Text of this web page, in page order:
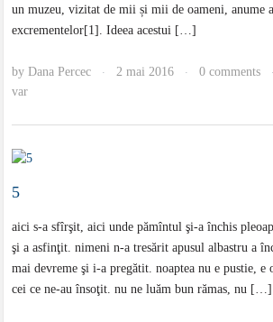
un muzeu, vizitat de mii și mii de oameni, anume
excrementelor[1]. Ideea acestui […]
byDana Percec · 2 mai 2016 · 0 comments ·
var
5
aici s-a sfîrşit, aici unde pămîntul şi-a închis
şi a asfinţit. nimeni n-a tresărit apusul albastru a
mai devreme şi i-a pregătit. noaptea nu e pustie, e
cei ce ne-au însoţit. nu ne luăm bun rămas, nu […]